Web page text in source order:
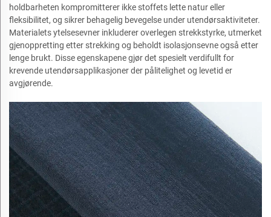
holdbarheten kompromitterer ikke stoffets lette natur eller
fleksibilitet, og sikrer behagelig bevegelse under utendørsaktiviteter.
Materialets ytelsesevner inkluderer overlegen strekkstyrke, utmerket
gjenoppretting etter strekking og beholdt isolasjonsevne også etter
lenge brukt. Disse egenskapene gjør det spesielt verdifullt for
krevende utendørsapplikasjoner der pålitelighet og levetid er
avgjørende.